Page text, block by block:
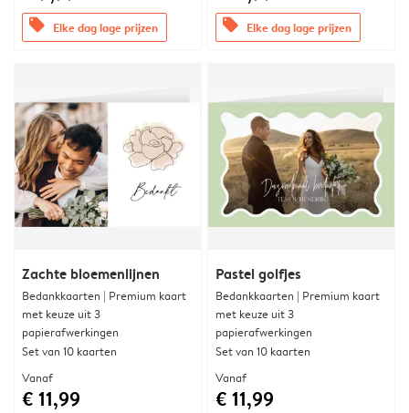
offers Elke dag lage prijzen offers Elke dag lage prijzen
Zachte bloemenlijnen
Bedankkaarten | Premium kaart
met keuze uit 3
papierafwerkingen
Set van 10 kaarten
Vanaf
€ 11,99
Pastel golfjes
Bedankkaarten | Premium kaart
met keuze uit 3
papierafwerkingen
Set van 10 kaarten
Vanaf
€ 11,99